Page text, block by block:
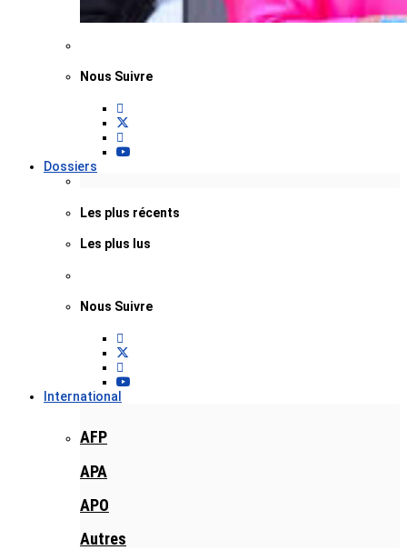
Nous Suivre
Dossiers
Les plus récents
Les plus lus
Nous Suivre
International
AFP
APA
APO
Autres